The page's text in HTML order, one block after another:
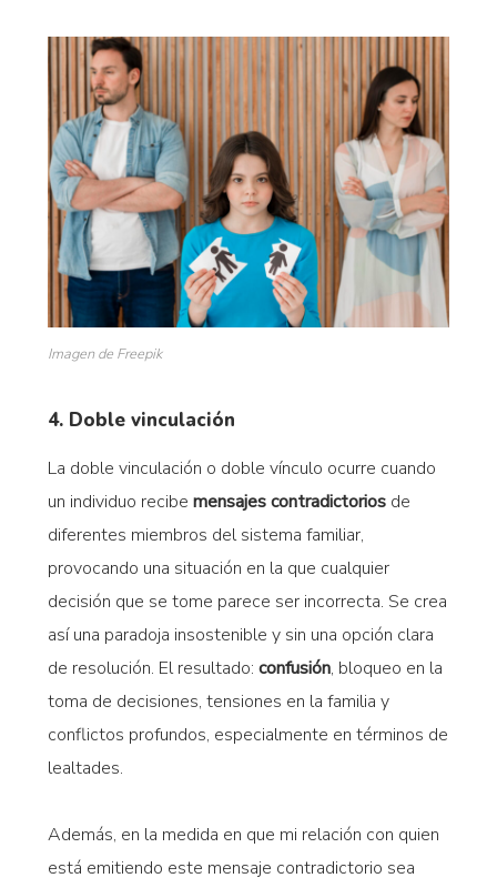
Imagen de Freepik
4. Doble vinculación
La doble vinculación o doble vínculo ocurre cuando
un individuo recibe mensajes contradictoriosde
diferentes miembros del sistema familiar,
provocando una situación en la que cualquier
decisión que se tome parece ser incorrecta. Se crea
así una paradoja insostenible y sin una opción clara
de resolución. El resultado: confusión, bloqueo en la
toma de decisiones, tensiones en la familia y
conflictos profundos, especialmente en términos de
lealtades.
Además, en la medida en que mi relación con quien
está emitiendo este mensaje contradictorio sea